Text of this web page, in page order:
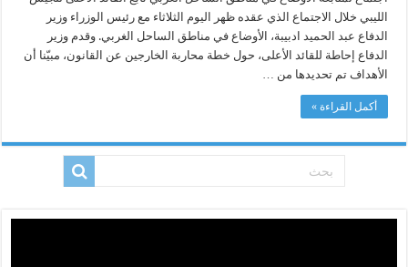
الليبي خلال الاجتماع الذي عقده ظهر اليوم الثلاثاء مع رئيس الوزراء وزير
الدفاع عبد الحميد ادبيبة، الأوضاع في مناطق الساحل الغربي. وقدم وزير
الدفاع إحاطة للقائد الأعلى، حول خطة محاربة الخارجين عن القانون، مبيّنا أن
الأهداف تم تحديدها من …
أكمل القراءة »